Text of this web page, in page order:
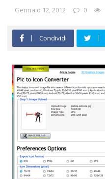
Gennaio 12, 2012 0
Condividi